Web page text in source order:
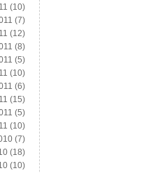
(10)
(7)
(12)
(8)
(5)
(10)
(6)
(15)
(5)
(10)
(7)
(18)
(10)